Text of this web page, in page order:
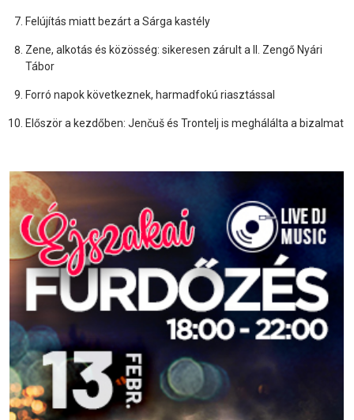
Felújítás miatt bezárt a Sárga kastély
Zene, alkotás és közösség: sikeresen zárult a II. Zengő Nyári
Tábor
Forró napok következnek, harmadfokú riasztással
Először a kezdőben: Jenčuš és Trontelj is meghálálta a bizalmat